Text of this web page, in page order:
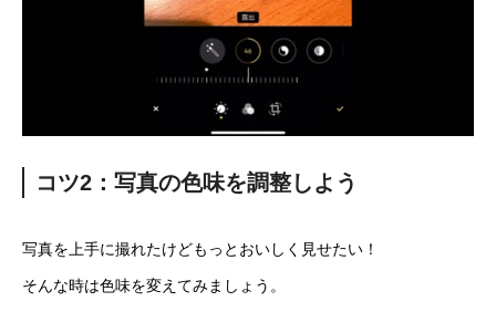
コツ2：写真の色味を調整しよう
写真を上手に撮れたけどもっとおいしく見せたい！
そんな時は色味を変えてみましょう。